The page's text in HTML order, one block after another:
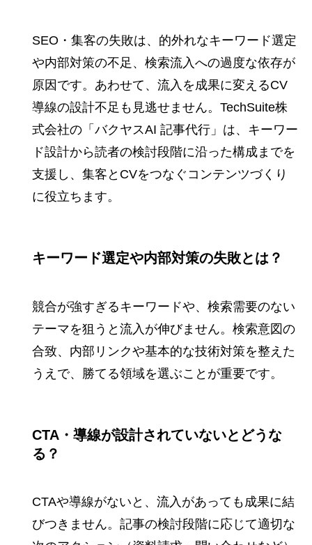
SEO・集客の失敗は、的外れなキーワード選定
や内部対策の不足、検索流入への過度な依存が
原因です。あわせて、流入を成果に変えるCV
導線の設計不足も見逃せません。TechSuite株
式会社の「バクヤスAI 記事代行」は、キーワー
ド設計から読者の検討段階に沿った構成までを
支援し、集客とCVをつなぐコンテンツづくり
に役立ちます。
キーワード選定や内部対策の失敗とは？
競合が強すぎるキーワードや、検索需要のない
テーマを狙うと流入が伸びません。検索意図の
合致、内部リンクや基本的な技術対策を整えた
うえで、勝てる領域を選ぶことが重要です。
CTA・導線が設計されていないとどうな
る？
CTAや導線がないと、流入があっても成果に結
びつきません。記事の検討段階に応じて適切な